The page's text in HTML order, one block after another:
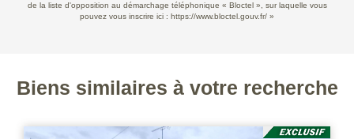
de la liste d'opposition au démarchage téléphonique « Bloctel », sur laquelle vous
pouvez vous inscrire ici : https://www.bloctel.gouv.fr/ »
Biens similaires à votre recherche